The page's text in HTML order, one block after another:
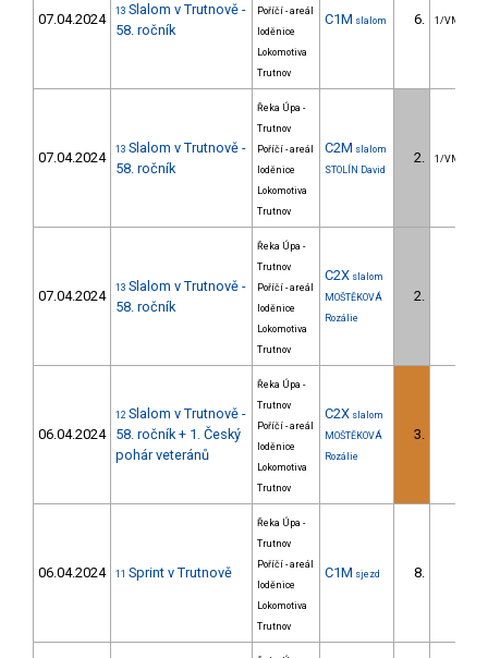
07.04.2024 13 Slalom v Trutnově -
58. ročník
Poříčí - areál
loděnice
Lokomotiva
Trutnov
C1M slalom 6. 1/VM
07.04.2024 13 Slalom v Trutnově -
58. ročník
Řeka Úpa -
Trutnov
Poříčí - areál
loděnice
Lokomotiva
Trutnov
C2M slalom
STOLÍN David
2. 1/VM
07.04.2024 13 Slalom v Trutnově -
58. ročník
Řeka Úpa -
Trutnov
Poříčí - areál
loděnice
Lokomotiva
Trutnov
C2X slalom
MOŠTĚKOVÁ
Rozálie
2.
06.04.2024
12 Slalom v Trutnově -
58. ročník + 1. Český
pohár veteránů
Řeka Úpa -
Trutnov
Poříčí - areál
loděnice
Lokomotiva
Trutnov
C2X slalom
MOŠTĚKOVÁ
Rozálie
3.
06.04.2024 11 Sprint v Trutnově
Řeka Úpa -
Trutnov
Poříčí - areál
loděnice
Lokomotiva
Trutnov
C1M sjezd 8.